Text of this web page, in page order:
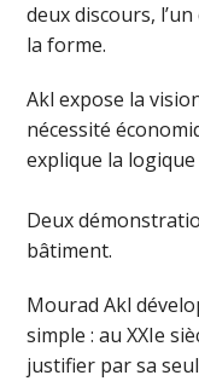
deux discours,
la forme.
Akl expose la
nécessité
explique la
Deux
bâtiment.
Mourad Akl
simple : au XXIe
justifier par sa